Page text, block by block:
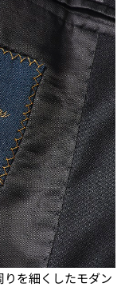
を細くしたモダン